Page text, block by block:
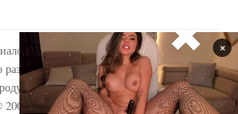
сайта tabooo.ru допускается только с
разрешения администрации сайта.
сайта запрещена для детей (18+).
2009-2020«Tabooo.Ru»